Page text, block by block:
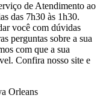
de Atendimento ao
das 7h30 às 1h30.
você com dúvidas
perguntas sobre a sua
com que a sua
Confira nosso site e
Orleans